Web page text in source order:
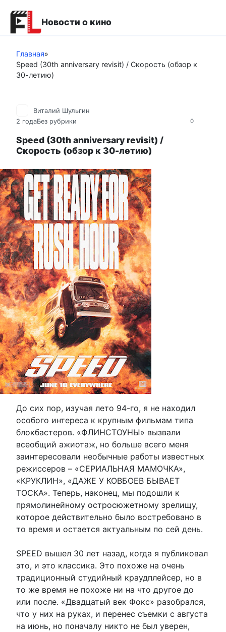
контенту
Новости о кино
Главная»
Speed (30th anniversary revisit) / Скорость (обзор к
30-летию)
0
Виталий Шульгин
2 годаБез рубрики
Speed (30th anniversary revisit) /
Скорость (обзор к 30-летию)
До сих пор, изучая лето 94-го, я не находил
особого интереса к крупным фильмам типа
блокбастеров. «ФЛИНСТОУНЫ» вызвали
всеобщий ажиотаж, но больше всего меня
заинтересовали необычные работы известных
режиссеров – «СЕРИАЛЬНАЯ МАМОЧКА»,
«КРУКЛИН», «ДАЖЕ У КОВБОЕВ БЫВАЕТ
ТОСКА». Теперь, наконец, мы подошли к
прямолинейному остросюжетному зрелищу,
которое действительно было востребовано в
то время и остается актуальным по сей день.
SPEED вышел 30 лет назад, когда я публиковал
это, и это классика. Это похоже на очень
традиционный студийный краудплейсер, но в
то же время не похоже ни на что другое до
или после. «Двадцатый век Фокс» разобрался,
что у них на руках, и перенес съемки с августа
на июнь, но поначалу никто не был уверен,